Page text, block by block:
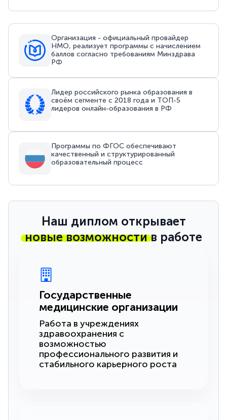
Организация - официальный провайдер
НМО, реализует программы с начислением
баллов согласно требованиям Минздрава
РФ
Лидер российского рынка образования в
своём сегменте с 2018 года и ТОП-5
лидеров онлайн-образования в РФ
Программы по ФГОС обеспечивают
качественный и структурированный
образовательный процесс
Наш диплом открывает
новые возможностив работе
Государственные
медицинские организации
Работа в учреждениях
здравоохранения с
возможностью
профессионального развития и
стабильного карьерного роста